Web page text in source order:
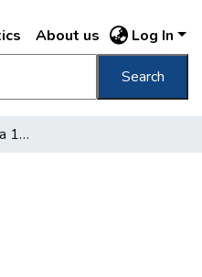
About us Log In
Search
Evangélikus Elemi Iskola 1911